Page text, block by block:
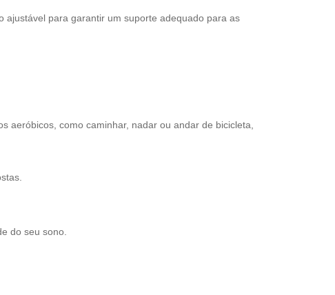
ajustável para garantir um suporte adequado para as
aeróbicos, como caminhar, nadar ou andar de bicicleta,
do seu sono.